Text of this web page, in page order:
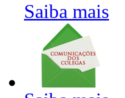
Saiba mais